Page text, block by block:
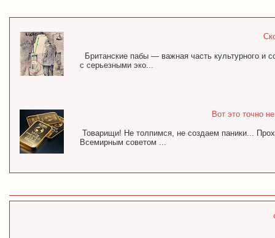
Британские пабы — важная часть культурного и
с серьезными эко...
Вот это точно
Товарищи! Не толпимся, не создаем паники...
Всемирным советом ...